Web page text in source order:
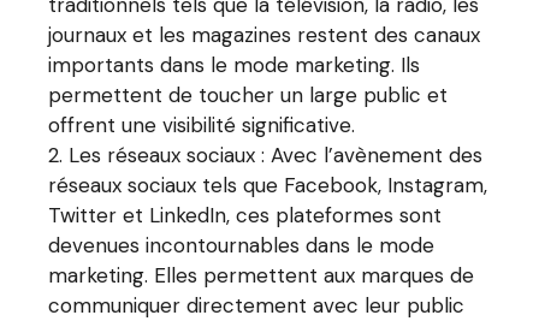
journaux et les magazines restent des canaux
importants dans le mode marketing. Ils
permettent de toucher un large public et
offrent une visibilité significative.
Les réseaux sociaux : Avec l’avènement des
réseaux sociaux tels que Facebook, Instagram,
Twitter et LinkedIn, ces plateformes sont
devenues incontournables dans le mode
marketing. Elles permettent aux marques de
communiquer directement avec leur public